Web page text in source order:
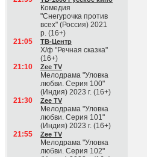
Комедия
"Снегурочка против
всех" (Россия) 2021
р. (16+)
21:05
ТВ-Центр
Х/ф "Речная сказка"
(16+)
21:10
Zee TV
Мелодрама "Уловка
любви. Серия 100"
(Индия) 2023 г. (16+)
21:30
Zee TV
Мелодрама "Уловка
любви. Серия 101"
(Индия) 2023 г. (16+)
21:55
Zee TV
Мелодрама "Уловка
любви. Серия 102"